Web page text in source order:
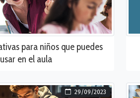
para niños que puedes
usar en el aula
29/09/2023